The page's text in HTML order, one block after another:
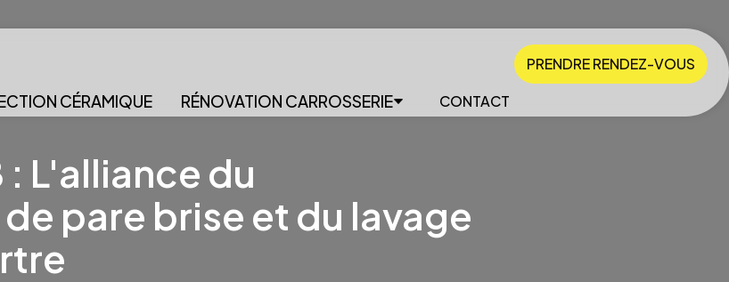
PRENDRE RENDEZ-VOUS
CÉRAMIQUE RÉNOVATION CARROSSERIE CONTACT
: L'alliance du
pare brise et du lavage